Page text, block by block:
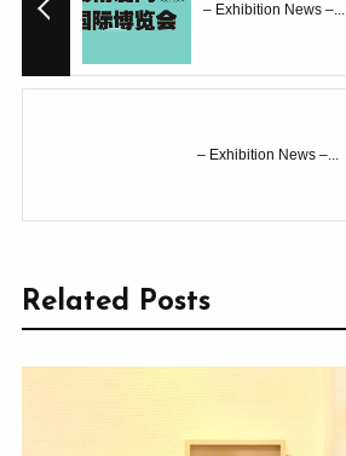
– Exhibition News –...
– Exhibition News –...
Related Posts